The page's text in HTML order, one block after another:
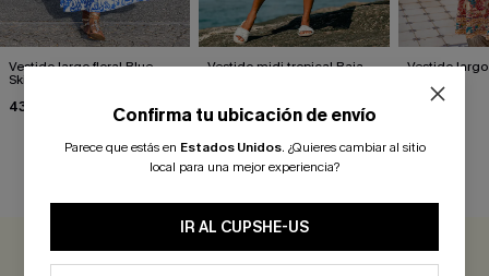
Vestido largo floral Blue
Skies Only
43,00 €
Vestido midi tropical Baja
37,00 €
Vestido
37,00 €
0.0
Confirma tu ubicación de envío
Parece que estás en Estados Unidos. ¿Quieres cambiar al sitio
local para una mejor experiencia?
IR AL CUPSHE-US